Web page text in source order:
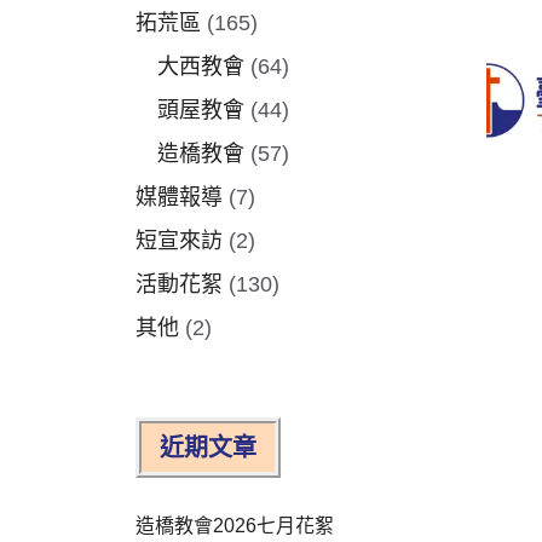
拓荒區 (165)
大西教會 (64)
頭屋教會 (44)
造橋教會 (57)
媒體報導 (7)
短宣來訪 (2)
活動花絮 (130)
其他 (2)
近期文章
造橋教會2026七月花絮